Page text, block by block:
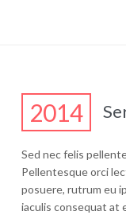
2014
Sed nec felis
Pellentesque orci
posuere, rutrum eu
iaculis consequat at